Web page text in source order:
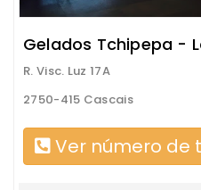
Gelados Tchipepa -
R. Visc. Luz 17A
2750-415 Cascais
Ver número de